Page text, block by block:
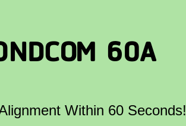
60A
Within 60 Seconds!